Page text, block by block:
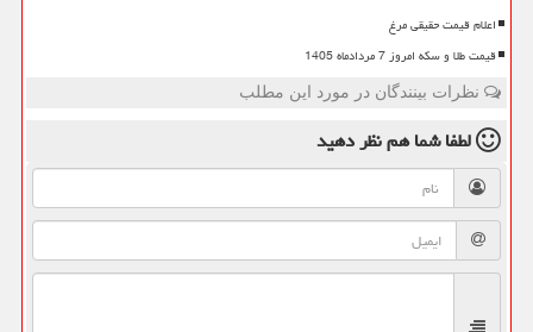
اعلام قیمت حقیقی مرغ
قیمت طلا و سکه امروز 7 مردادماه 1405
نظرات بینندگان در مورد این مطلب
لطفا شما همنظر دهید